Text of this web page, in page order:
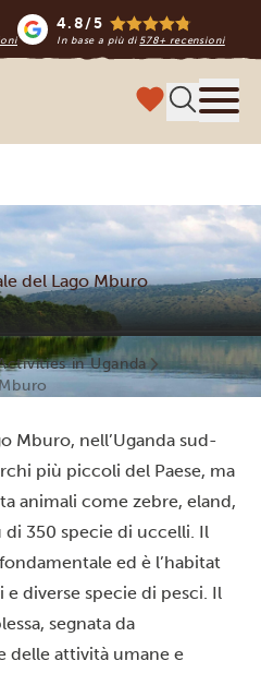
4.8/5
In base a più di578+ recensioni
del Lago Mburo
in Uganda
Mburo, nell’Uganda sud-
più piccoli del Paese, ma
animali come zebre, eland,
di 350 specie di uccelli. Il
ed è l’habitat
diverse specie di pesci. Il
segnata da
delle attività umane e